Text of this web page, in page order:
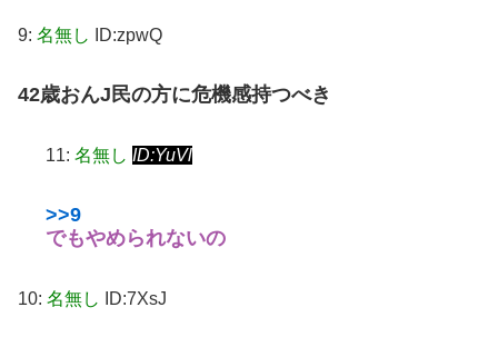
9: 名無し ID:zpwQ
42歳おんJ民の方に危機感持つべき
11: 名無し ID:YuVl
>>9
でもやめられないの
10: 名無し ID:7XsJ